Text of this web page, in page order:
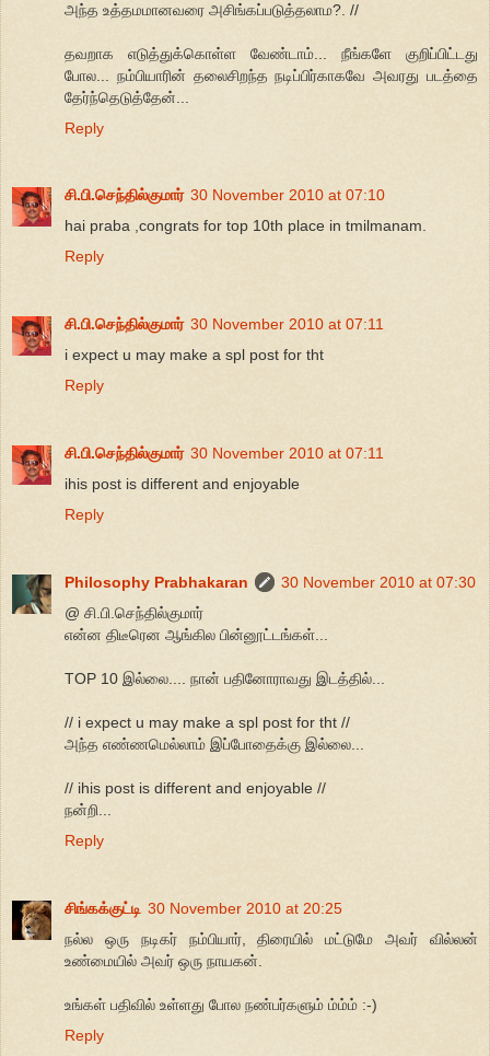
அந்த உத்தமமானவரை அசிங்கப்படுத்தலாம?. //
தவறாக எடுத்துக்கொள்ள வேண்டாம்... நீங்களே குறிப்பிட்டது
போல... நம்பியாரின் தலைசிறந்த நடிப்பிர்காகவே அவரது படத்தை
தேர்ந்தெடுத்தேன்...
Reply
சி.பி.செந்தில்குமார் 30 November 2010 at 07:10
hai praba ,congrats for top 10th place in tmilmanam.
Reply
சி.பி.செந்தில்குமார் 30 November 2010 at 07:11
i expect u may make a spl post for tht
Reply
சி.பி.செந்தில்குமார் 30 November 2010 at 07:11
ihis post is different and enjoyable
Reply
Philosophy Prabhakaran
30 November 2010 at 07:30
@ சி.பி.செந்தில்குமார்
என்ன திடீரென ஆங்கில பின்னூட்டங்கள்...
TOP 10 இல்லை.... நான் பதினோராவது இடத்தில்...
// i expect u may make a spl post for tht //
அந்த எண்ணமெல்லாம் இப்போதைக்கு இல்லை...
// ihis post is different and enjoyable //
நன்றி...
Reply
சிங்கக்குட்டி 30 November 2010 at 20:25
நல்ல ஒரு நடிகர் நம்பியார், திரையில் மட்டுமே அவர் வில்லன்
உண்மையில் அவர் ஒரு நாயகன்.
உங்கள் பதிவில் உள்ளது போல நண்பர்களும் ம்ம்ம் :-)
Reply